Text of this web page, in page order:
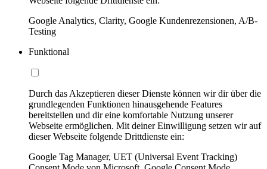
Google Analytics, Clarity, Google Kundenrezensionen, A/B-
Testing
Funktional
Durch das Akzeptieren dieser Dienste können wir dir über die
grundlegenden Funktionen hinausgehende Features
bereitstellen und dir eine komfortable Nutzung unserer
Webseite ermöglichen. Mit deiner Einwilligung setzen wir auf
dieser Webseite folgende Drittdienste ein:
Google Tag Manager, UET (Universal Event Tracking)